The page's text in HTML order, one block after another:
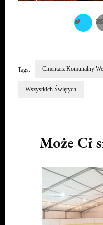
Tags: Cmentarz Komunalny
Wszystkich Świętych
Może Ci